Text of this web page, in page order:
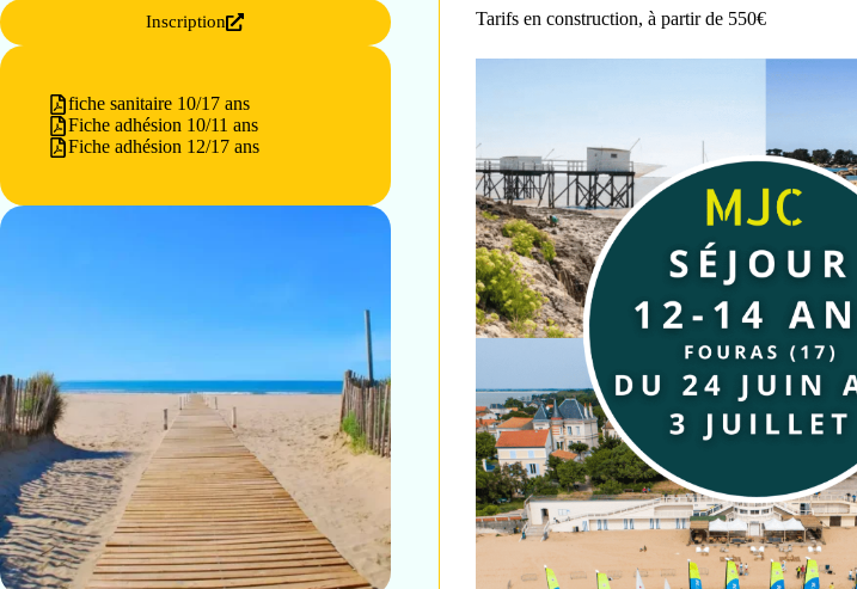
Tarifs en construction, à partir de 550€
Inscription
fiche sanitaire 10/17 ans
Fiche adhésion 10/11 ans
Fiche adhésion 12/17 ans